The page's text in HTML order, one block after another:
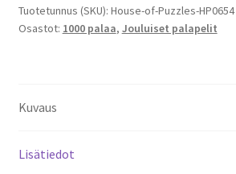
Tuotetunnus (SKU): House-of-Puzzles-HP0654
Osastot: 1000 palaa, Jouluiset palapelit
Kuvaus
Lisätiedot